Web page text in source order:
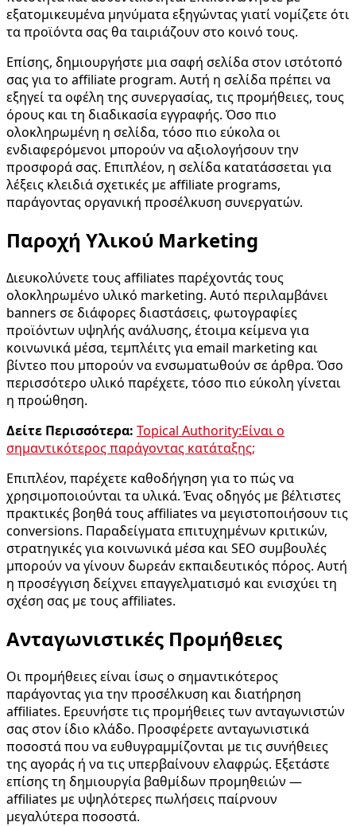
εξατομικευμένα μηνύματα εξηγώντας γιατί νομίζετε ότι
τα προϊόντα σας θα ταιριάζουν στο κοινό τους.
Επίσης, δημιουργήστε μια σαφή σελίδα στον ιστότοπό
σας για το affiliate program. Αυτή η σελίδα πρέπει να
εξηγεί τα οφέλη της συνεργασίας, τις προμήθειες, τους
όρους και τη διαδικασία εγγραφής. Όσο πιο
ολοκληρωμένη η σελίδα, τόσο πιο εύκολα οι
ενδιαφερόμενοι μπορούν να αξιολογήσουν την
προσφορά σας. Επιπλέον, η σελίδα κατατάσσεται για
λέξεις κλειδιά σχετικές με affiliate programs,
παράγοντας οργανική προσέλκυση συνεργατών.
Παροχή Υλικού Marketing
Διευκολύνετε τους affiliates παρέχοντάς τους
ολοκληρωμένο υλικό marketing. Αυτό περιλαμβάνει
banners σε διάφορες διαστάσεις, φωτογραφίες
προϊόντων υψηλής ανάλυσης, έτοιμα κείμενα για
κοινωνικά μέσα, τεμπλέιτς για email marketing και
βίντεο που μπορούν να ενσωματωθούν σε άρθρα. Όσο
περισσότερο υλικό παρέχετε, τόσο πιο εύκολη γίνεται
η προώθηση.
Δείτε Περισσότερα: Topical Authority:Είναι ο
σημαντικότερος παράγοντας κατάταξης;
Επιπλέον, παρέχετε καθοδήγηση για το πώς να
χρησιμοποιούνται τα υλικά. Ένας οδηγός με βέλτιστες
πρακτικές βοηθά τους affiliates να μεγιστοποιήσουν τις
conversions. Παραδείγματα επιτυχημένων κριτικών,
στρατηγικές για κοινωνικά μέσα και SEO συμβουλές
μπορούν να γίνουν δωρεάν εκπαιδευτικός πόρος. Αυτή
η προσέγγιση δείχνει επαγγελματισμό και ενισχύει τη
σχέση σας με τους affiliates.
Ανταγωνιστικές Προμήθειες
Οι προμήθειες είναι ίσως ο σημαντικότερος
παράγοντας για την προσέλκυση και διατήρηση
affiliates. Ερευνήστε τις προμήθειες των ανταγωνιστών
σας στον ίδιο κλάδο. Προσφέρετε ανταγωνιστικά
ποσοστά που να ευθυγραμμίζονται με τις συνήθειες
της αγοράς ή να τις υπερβαίνουν ελαφρώς. Εξετάστε
επίσης τη δημιουργία βαθμίδων προμηθειών —
affiliates με υψηλότερες πωλήσεις παίρνουν
μεγαλύτερα ποσοστά.